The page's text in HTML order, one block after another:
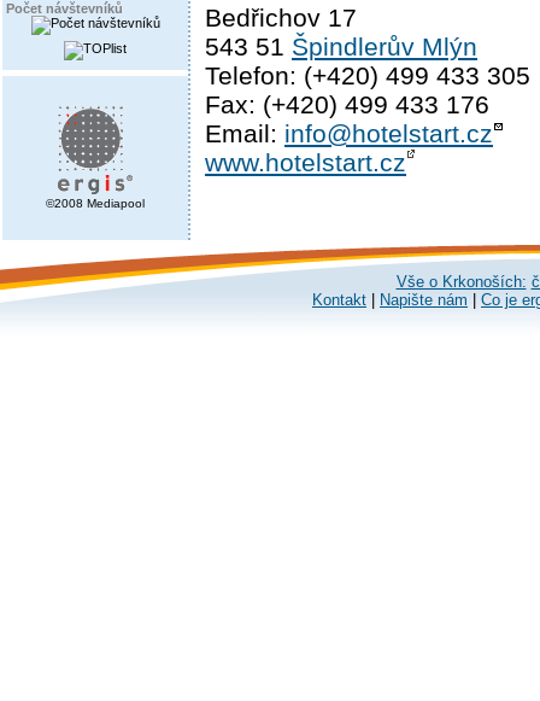
Počet návštevníků
©2008 Mediapool
Bedřichov 17
543 51 Špindlerův Mlýn
Telefon: (+420) 499 433 305
Fax: (+420) 499 433 176
Email: info@hotelstart.cz
www.hotelstart.cz
Vše o Krkonoších:
Kontakt
Napište nám Co je